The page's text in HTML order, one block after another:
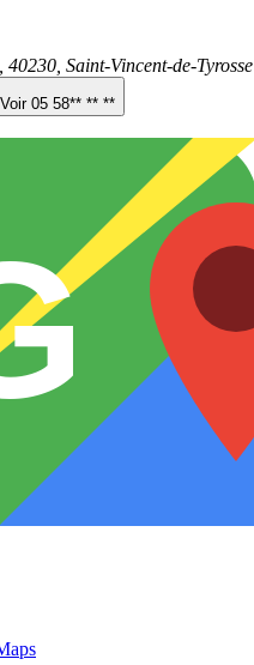
40230 Saint-Vincent-de-Tyrosse
Voir 05 58** ** **